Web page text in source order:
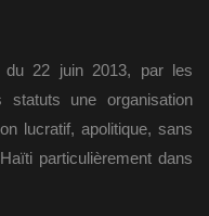
22 juin 2013, par les
statuts une organisation
lucratif, apolitique, sans
particulièrement dans